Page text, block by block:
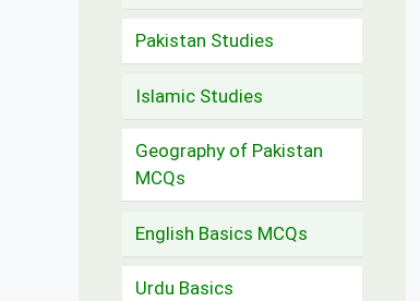
Pakistan Studies
Islamic Studies
Geography of Pakistan
MCQs
English Basics MCQs
Urdu Basics